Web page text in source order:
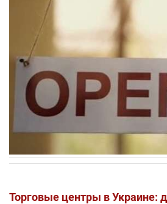
Торговые центры в Украине: